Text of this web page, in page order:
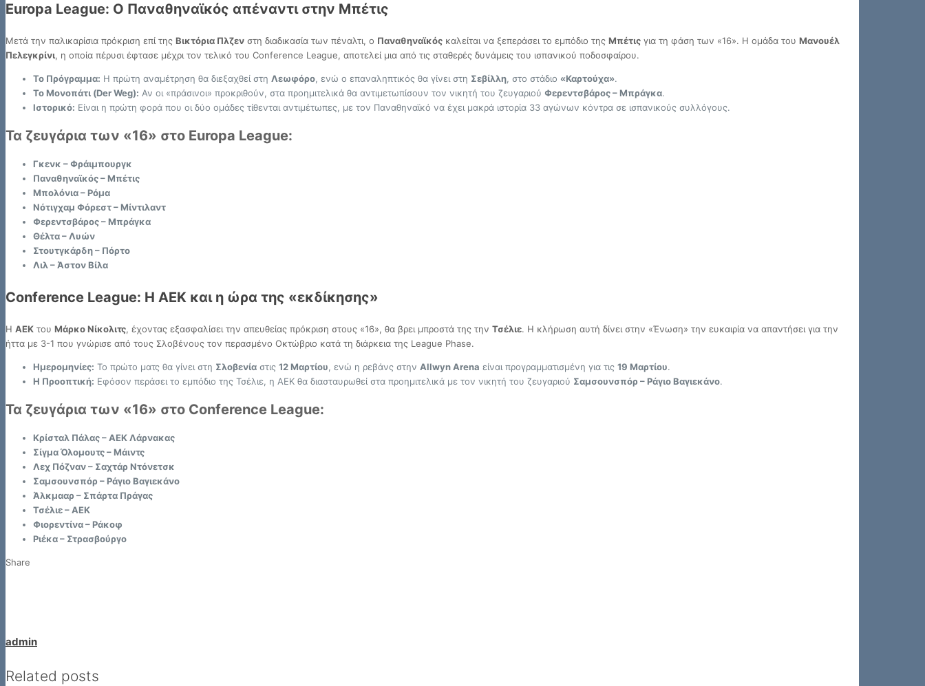
Europa League: Ο Παναθηναϊκός απέναντι στην Μπέτις
Μετά την παλικαρίσια πρόκριση επί της Βικτόρια Πλζεν στη διαδικασία των πέναλτι, ο Παναθηναϊκός καλείται να ξεπεράσει το εμπόδιο της Μπέτις για τη φάση των «16». Η ομάδα του Μανουέλ
Πελεγκρίνι, η οποία πέρυσι έφτασε μέχρι τον τελικό του Conference League, αποτελεί μια από τις σταθερές δυνάμεις του ισπανικού ποδοσφαίρου.
Το Πρόγραμμα: Η πρώτη αναμέτρηση θα διεξαχθεί στη Λεωφόρο, ενώ ο επαναληπτικός θα γίνει στη Σεβίλλη, στο στάδιο «Καρτούχα».
Το Μονοπάτι (Der Weg): Αν οι «πράσινοι» προκριθούν, στα προημιτελικά θα αντιμετωπίσουν τον νικητή του ζευγαριού Φερεντσβάρος – Μπράγκα.
Ιστορικό: Είναι η πρώτη φορά που οι δύο ομάδες τίθενται αντιμέτωπες, με τον Παναθηναϊκό να έχει μακρά ιστορία 33 αγώνων κόντρα σε ισπανικούς συλλόγους.
Τα ζευγάρια των «16» στο Europa League:
Γκενκ – Φράιμπουργκ
Παναθηναϊκός – Μπέτις
Μπολόνια – Ρόμα
Νότιγχαμ Φόρεστ – Μίντιλαντ
Φερεντσβάρος – Μπράγκα
Θέλτα – Λυών
Στουτγκάρδη – Πόρτο
Λιλ – Άστον Βίλα
Conference League: Η ΑΕΚ και η ώρα της «εκδίκησης»
Η ΑΕΚ του Μάρκο Νίκολιτς, έχοντας εξασφαλίσει την απευθείας πρόκριση στους «16», θα βρει μπροστά της την Τσέλιε. Η κλήρωση αυτή δίνει στην «Ένωση» την ευκαιρία να απαντήσει για την
ήττα με 3-1 που γνώρισε από τους Σλοβένους τον περασμένο Οκτώβριο κατά τη διάρκεια της League Phase.
Ημερομηνίες: Το πρώτο ματς θα γίνει στη Σλοβενία στις 12 Μαρτίου, ενώ η ρεβάνς στην Allwyn Arena είναι προγραμματισμένη για τις 19 Μαρτίου.
Η Προοπτική: Εφόσον περάσει το εμπόδιο της Τσέλιε, η ΑΕΚ θα διασταυρωθεί στα προημιτελικά με τον νικητή του ζευγαριού Σαμσουνσπόρ – Ράγιο Βαγιεκάνο.
Τα ζευγάρια των «16» στο Conference League:
Κρίσταλ Πάλας – ΑΕΚ Λάρνακας
Σίγμα Όλομουτς – Μάιντς
Λεχ Πόζναν – Σαχτάρ Ντόνετσκ
Σαμσουνσπόρ – Ράγιο Βαγιεκάνο
Άλκμααρ – Σπάρτα Πράγας
Τσέλιε – ΑΕΚ
Φιορεντίνα – Ράκοφ
Ριέκα – Στρασβούργο
Share
admin
Related posts